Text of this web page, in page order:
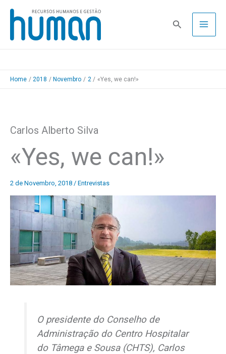
Skip
content
Pesquisa
Home 2018 Novembro 2 «Yes, we can!»
Carlos Alberto Silva
«Yes, we can!»
2 de Novembro, 2018 / Entrevistas
O presidente do Conselho de
Administração do Centro Hospitalar
do Tâmega e Sousa (CHTS), Carlos